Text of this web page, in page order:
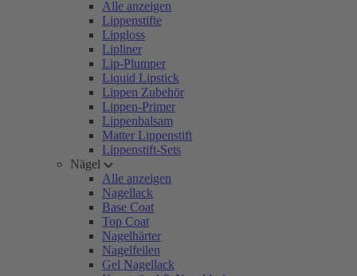
Alle anzeigen
Lippenstifte
Lipgloss
Lipliner
Lip-Plumper
Liquid Lipstick
Lippen Zubehör
Lippen-Primer
Lippenbalsam
Matter Lippenstift
Lippenstift-Sets
Nägel
Alle anzeigen
Nagellack
Base Coat
Top Coat
Nagelhärter
Nagelfeilen
Gel Nagellack